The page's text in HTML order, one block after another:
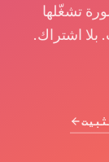
تشغّلها
اشتراك.